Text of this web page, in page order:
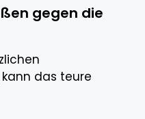
gegen die
das teure